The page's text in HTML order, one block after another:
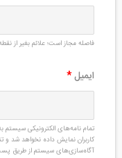
فاصله مجاز است؛ علائم بغیر از
ایمیل*
تمام نامه‌های الکترونیکی سیستم
کاربران نمایش داده نخواهد شد و
آگاه‌سازی‌های سیستم از طریق